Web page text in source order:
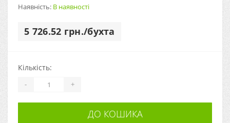
Наявність: В наявності
5 726.52 грн./бухта
Кількість:
- +
ДО КОШИКА